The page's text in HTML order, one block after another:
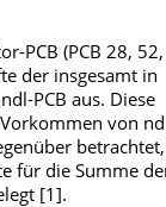
PCB (PCB 28,
der insgesamt in
PCB aus. Diese
von
betrachtet,
für die Summe
[1].